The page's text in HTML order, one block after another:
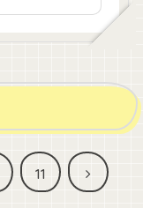
11
次